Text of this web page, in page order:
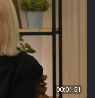
00:01:51